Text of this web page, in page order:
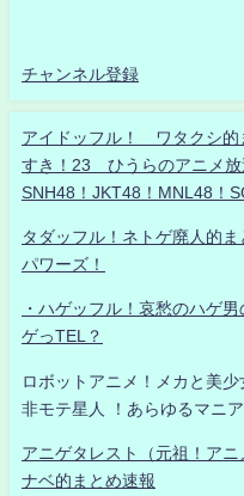
チャンネル登録
アイドッフル！ ワタクシ
すき！23 ひうらのアニメ
SNH48！JKT48！MNL48！
タダッフル！ネトゲ廃人的
パワーズ！
・ハゲッフル！哀愁のハゲ
ゲっTEL？
ロボットアニメ！メカと美
非モテ星人 ！あらゆるマニ
アニゲタレスト（元祖！ア
ナベ的まとめ速報